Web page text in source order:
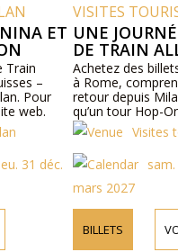
VISITES TOURISTIQUES
UNE JOURNÉE À
DE TRAIN ALLER-
MILAN VERS ROME
HOP-ON HOP-OFF
Achetez des billets officiels
à Rome, comprenant un
retour depuis Milan, Italie
qu’un tour Hop-On Hop-Off
plus d’informations, visitez
Visites
sam. 08 août
VOIR PLUS